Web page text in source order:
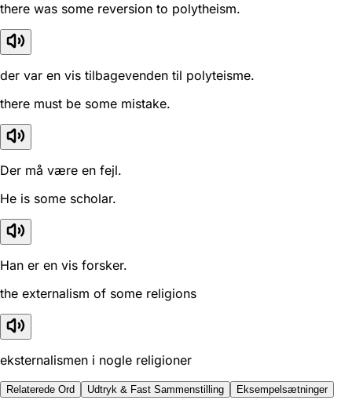
there was some reversion to polytheism.
der var en vis tilbagevenden til polyteisme.
there must be some mistake.
Der må være en fejl.
He is some scholar.
Han er en vis forsker.
the externalism of some religions
eksternalismen i nogle religioner
Relaterede Ord Udtryk & Fast Sammenstilling Eksempelsætninger